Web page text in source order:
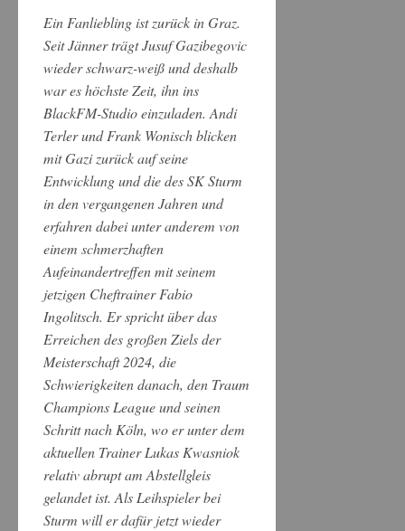
Ein Fanliebling ist zurück in Graz.
Seit Jänner trägt Jusuf Gazibegovic
wieder schwarz-weiß und deshalb
war es höchste Zeit, ihn ins
BlackFM-Studio einzuladen. Andi
Terler und Frank Wonisch blicken
mit Gazi zurück auf seine
Entwicklung und die des SK Sturm
in den vergangenen Jahren und
erfahren dabei unter anderem von
einem schmerzhaften
Aufeinandertreffen mit seinem
jetzigen Cheftrainer Fabio
Ingolitsch. Er spricht über das
Erreichen des großen Ziels der
Meisterschaft 2024, die
Schwierigkeiten danach, den Traum
Champions League und seinen
Schritt nach Köln, wo er unter dem
aktuellen Trainer Lukas Kwasniok
relativ abrupt am Abstellgleis
gelandet ist. Als Leihspieler bei
Sturm will er dafür jetzt wieder